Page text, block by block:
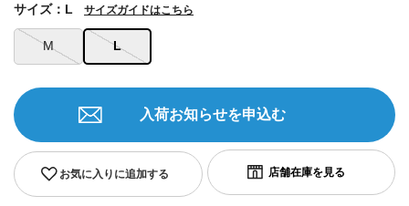
M L
サイズ：L サイズガイドはこちら
お気に入りに追加する
入荷お知らせを申込む